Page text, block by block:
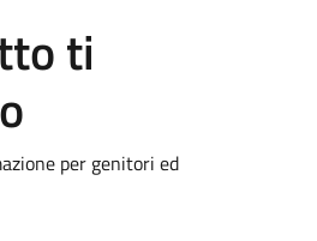
ti
per genitori ed